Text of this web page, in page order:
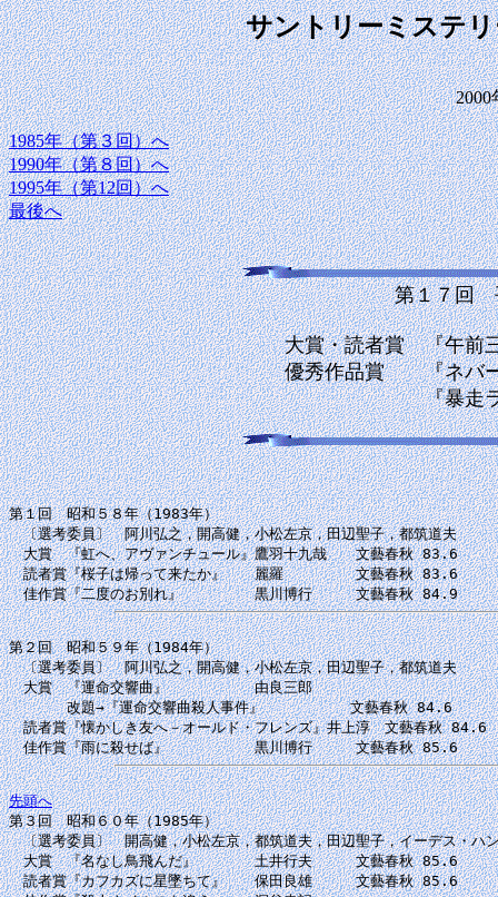
サントリーミステ
1985年（第３回）へ
1990年（第８回）へ
1995年（第12回）へ
最後へ
第１７回
大賞・読者賞 『午
優秀作品賞 『ネ
『暴走ラボ（
第１回　昭和５８年（1983年）
〔選考委員〕　阿川弘之，開高健，小松左京，田辺聖子，都筑道夫
大賞　『虹へ、アヴァンチュール』鷹羽十九哉　　文藝春秋 83.6
読者賞『桜子は帰って来たか』　　麗羅　　　　　文藝春秋 83.6
第２回　昭和５９年（1984年）
〔選考委員〕　阿川弘之，開高健，小松左京，田辺聖子，都筑道夫
大賞　『運命交響曲』　　　　　　由良三郎
改題→『運命交響曲殺人事件』　　　　　　文藝春秋 84.6
読者賞『懐かしき友へ－オールド・フレンズ』井上淳　文藝春秋 84.6
先頭へ
第３回　昭和６０年（1985年）
〔選考委員〕　開高健，小松左京，都筑道夫，田辺聖子，イーデス・ハ
大賞　『名なし鳥飛んだ』　　　　土井行夫　　　文藝春秋 85.6
読者賞『カフカズに星墜ちて』　　保田良雄　　　文藝春秋 85.6